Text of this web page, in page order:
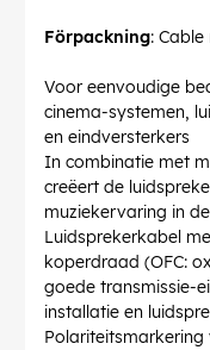
Förpackning:
Voor eenvoudige
cinema-systemen,
en eindversterkers
In combinatie met
creëert de
muziekervaring in
Luidsprekerkabel
koperdraad (OFC:
goede transmissie-
installatie en